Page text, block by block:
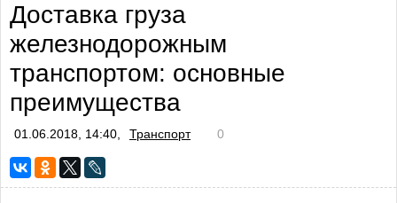
Доставка груза
железнодорожным
транспортом: основные
преимущества
01.06.2018, 14:40, Транспорт 0